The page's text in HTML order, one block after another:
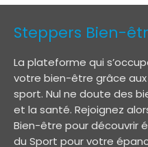
Steppers Bien-
La plateforme qui
votre bien-être grâce
sport. Nul ne doute des
et la santé. Rejoignez
Bien-être pour découvrir
du Sport pour votre